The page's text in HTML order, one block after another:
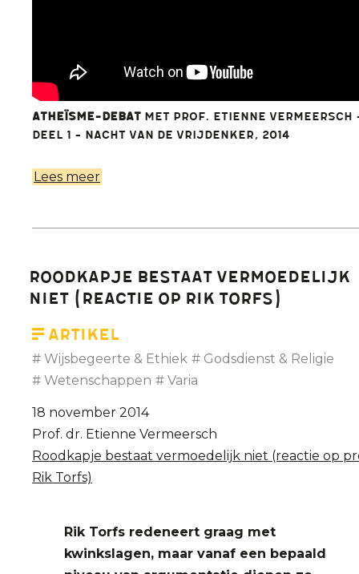
Atheïsme-debat met Prof. Etienne Vermeersch
Deel 1 - Nacht van de Vrijdenker, 2014
Lees meer
Etienne
Vermeersch
-
1
van
de
Vrijdenker,
Roodkapje bestaat vermoedelijk
niet (reactie op Rik Torfs)
Artikel
Wijsbegeerte & Ethiek
Godsdienst & Religie
Wetenschappen
Varia
18 november 2014
Prof. dr. Etienne Vermeersch
Roodkapje bestaat vermoedelijk niet (reactie op
Rik Torfs)
Rik Torfs redeneert graag met
kwinkslagen, maar vanaf een bepaald